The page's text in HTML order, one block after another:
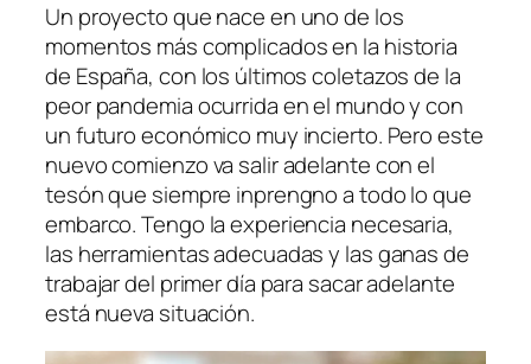
Un proyecto que nace en uno de los
momentos más complicados en la historia
de España, con los últimos coletazos de la
peor pandemia ocurrida en el mundo y con
un futuro económico muy incierto. Pero este
nuevo comienzo va salir adelante con el
tesón que siempre inprengno a todo lo que
embarco. Tengo la experiencia necesaria,
las herramientas adecuadas y las ganas de
trabajar del primer día para sacar adelante
está nueva situación.